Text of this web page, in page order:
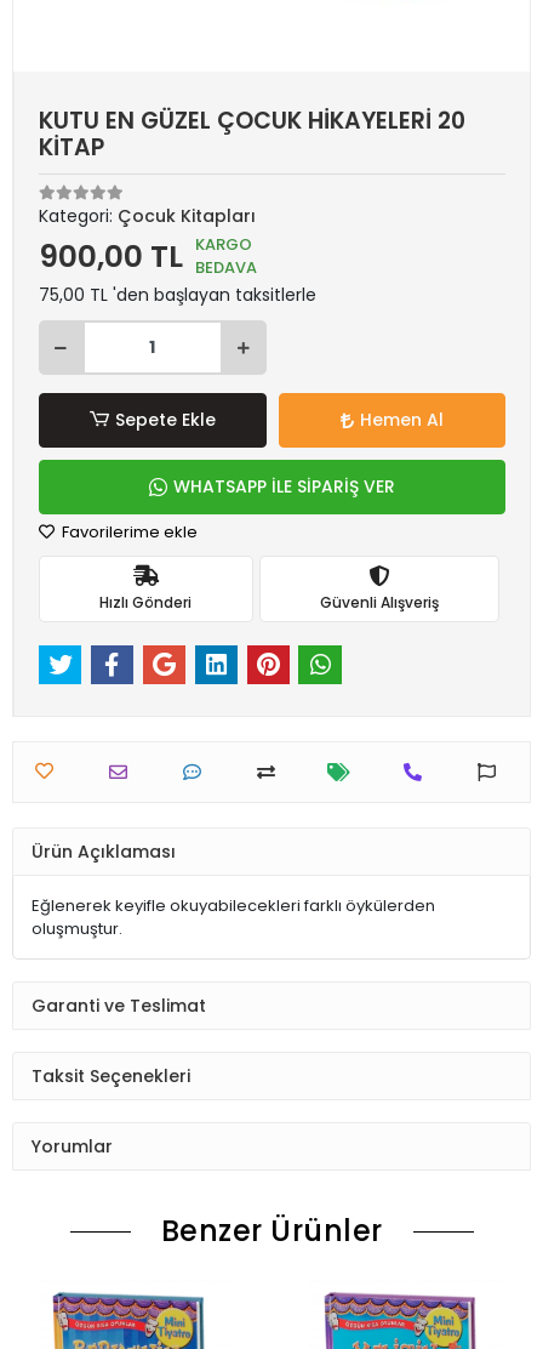
KUTU EN GÜZEL ÇOCUK HİKAYELERİ 20
KİTAP
Kategori: Çocuk Kitapları
900,00 TL KARGO
BEDAVA
75,00 TL 'den başlayan taksitlerle
Sepete Ekle Hemen Al
WHATSAPP İLE SİPARİŞ VER
Favorilerime ekle
Hızlı Gönderi Güvenli Alışveriş
Ürün Açıklaması
Eğlenerek keyifle okuyabilecekleri farklı öykülerden
oluşmuştur.
Garanti ve Teslimat
Taksit Seçenekleri
Yorumlar
Benzer Ürünler